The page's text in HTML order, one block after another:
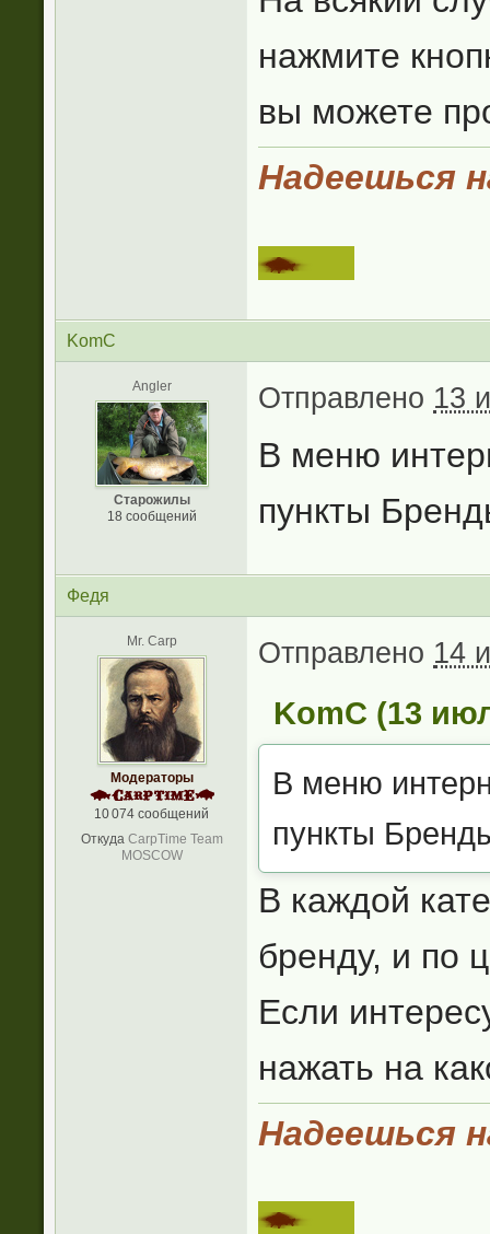
нажмите
вы можете
Надеешься
KomC
Angler
Старожилы
18 сообщений
Отправлено 13
В меню
пункты
Федя
Mr. Carp
Модераторы
10 074 сообщений
Откуда CarpTime Team
MOSCOW
Отправлено 14
KomC (13
В меню
пункты
В каждой
бренду, и по
Если
нажать на
Надеешься